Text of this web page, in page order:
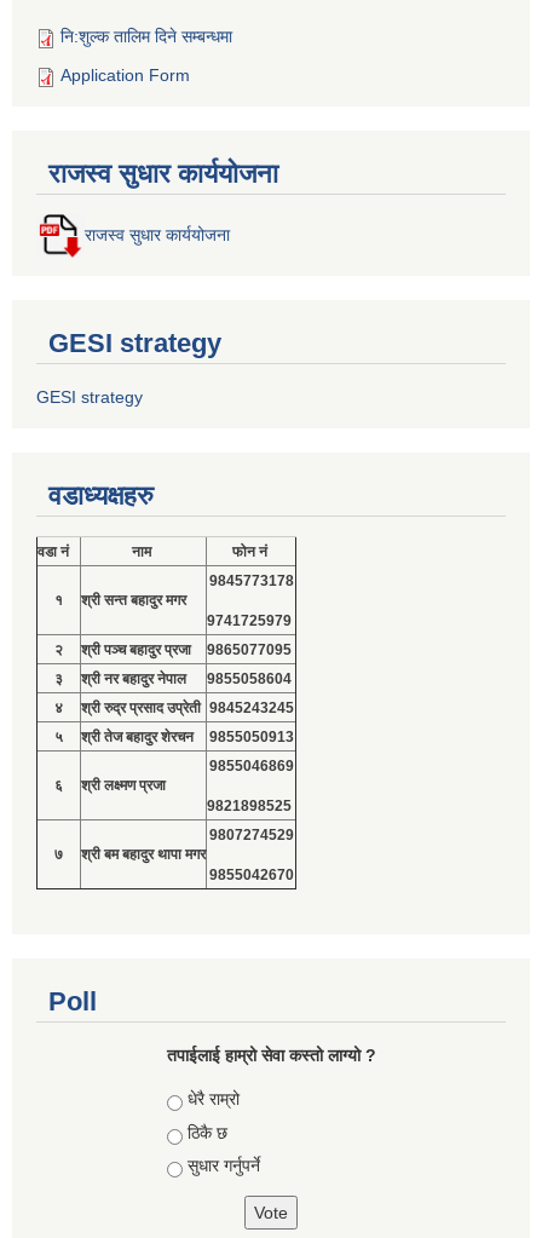
नि:शुल्क तालिम दिने सम्बन्धमा
Application Form
राजस्व सुधार कार्ययोजना
राजस्व सुधार कार्ययोजना
GESI strategy
GESI strategy
वडाध्यक्षहरु
वडा नं नाम फोन नं
१ श्री सन्त बहादुर मगर
9845773178
9741725979
२
श्री पञ्च बहादुर प्रजा
9865077095
३
श्री नर बहादुर नेपाल
9855058604
४
श्री रुद्र प्रसाद उप्रेती 9845243245
५
श्री तेज बहादुर शेरचन 9855050913
६ श्री लक्ष्मण प्रजा
9855046869
9821898525
७ श्री बम बहादुर थापा मगर
9807274529
9855042670
Poll
तपाईलाई हाम्रो सेवा कस्तो लाग्यो ?
Choices
धेरै राम्रो
ठिकै छ
सुधार गर्नुपर्ने